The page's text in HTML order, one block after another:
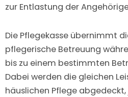
zur Entlastung der
Die Pflegekasse übernimmt
pflegerische Betreuung
bis zu einem bestimmten
Dabei werden die gleichen
häuslichen Pflege